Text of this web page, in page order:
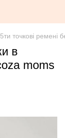
точкові ремені
в
moms